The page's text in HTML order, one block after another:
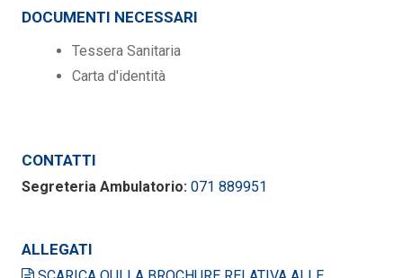
DOCUMENTI NECESSARI
Tessera Sanitaria
Carta d'identità
CONTATTI
Segreteria Ambulatorio: 071 889951
ALLEGATI